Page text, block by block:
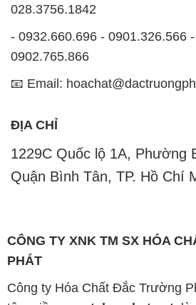
028.3756.1842
- 0932.660.696 - 0901.326.566
0902.765.866
📧 Email:
ĐỊA CHỈ
1229C Quốc lộ 1A, Phường
Quận Bình Tân, TP. Hồ Chí
CÔNG TY XNK TM SX HÓA
PHÁT
Công ty Hóa Chất Đắc Trường